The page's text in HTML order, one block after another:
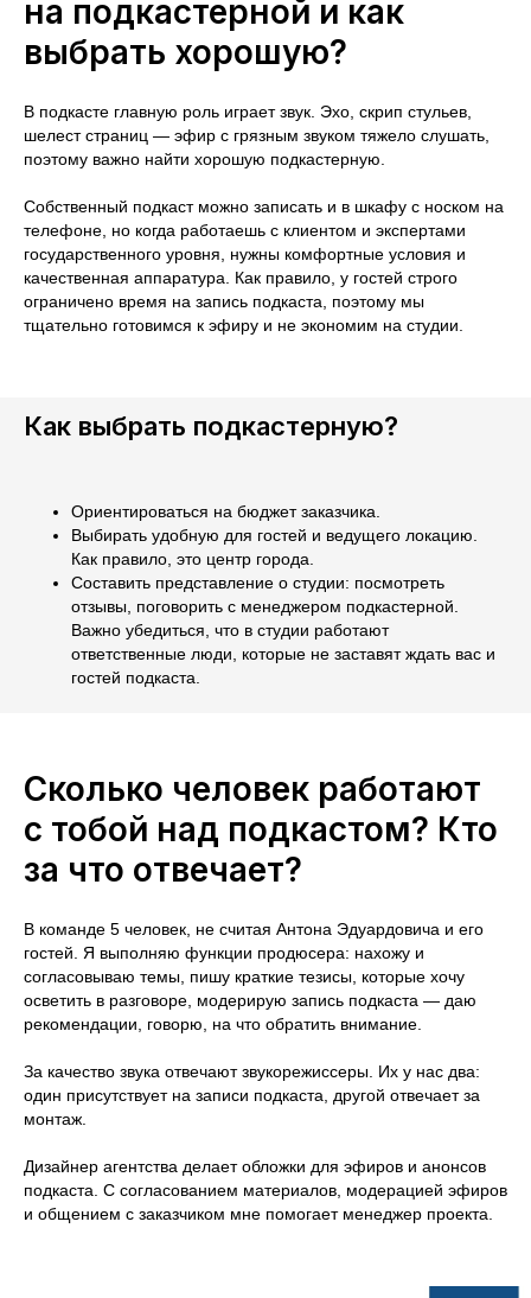
на подкастерной и как
выбрать хорошую?
В подкасте главную роль играет звук. Эхо, скрип стульев,
шелест страниц — эфир с грязным звуком тяжело слушать,
поэтому важно найти хорошую подкастерную.
Собственный подкаст можно записать и в шкафу с носком на
телефоне, но когда работаешь с клиентом и экспертами
государственного уровня, нужны комфортные условия и
качественная аппаратура. Как правило, у гостей строго
ограничено время на запись подкаста, поэтому мы
тщательно готовимся к эфиру и не экономим на студии.
Как выбрать подкастерную?
Ориентироваться на бюджет заказчика.
Выбирать удобную для гостей и ведущего локацию.
Как правило, это центр города.
Составить представление о студии: посмотреть
отзывы, поговорить с менеджером подкастерной.
Важно убедиться, что в студии работают
ответственные люди, которые не заставят ждать вас и
гостей подкаста.
Сколько человек работают
с тобой над подкастом? Кто
за что отвечает?
В команде 5 человек, не считая Антона Эдуардовича и его
гостей. Я выполняю функции продюсера: нахожу и
согласовываю темы, пишу краткие тезисы, которые хочу
осветить в разговоре, модерирую запись подкаста — даю
рекомендации, говорю, на что обратить внимание.
За качество звука отвечают звукорежиссеры. Их у нас два:
один присутствует на записи подкаста, другой отвечает за
монтаж.
Дизайнер агентства делает обложки для эфиров и анонсов
подкаста. С согласованием материалов, модерацией эфиров
и общением с заказчиком мне помогает менеджер проекта.